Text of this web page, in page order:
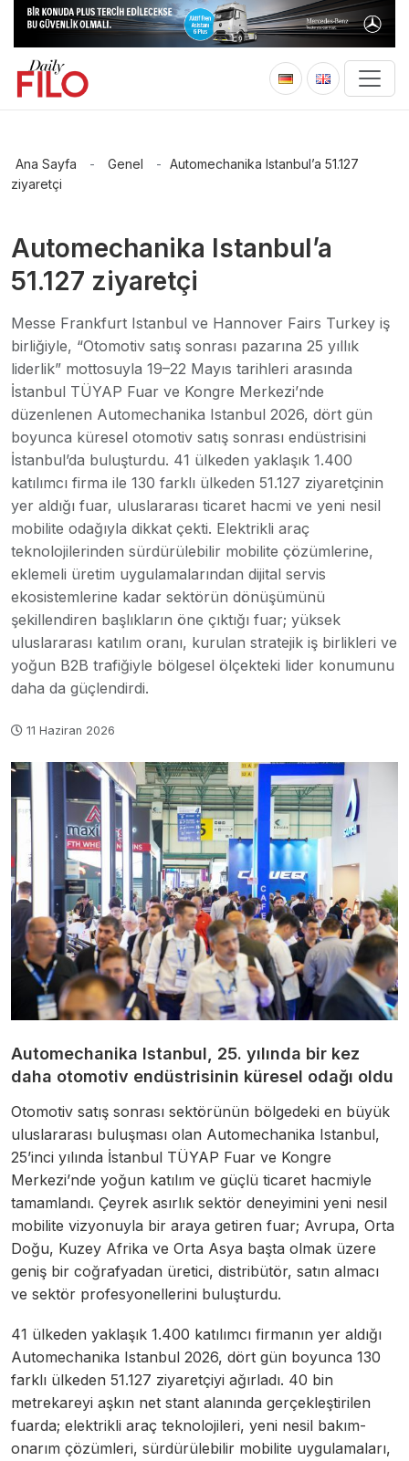
Ana Sayfa - Genel - Automechanika Istanbul’a 51.127
ziyaretçi
Automechanika Istanbul’a
51.127 ziyaretçi
Messe Frankfurt Istanbul ve Hannover Fairs Turkey iş
birliğiyle, “Otomotiv satış sonrası pazarına 25 yıllık
liderlik” mottosuyla 19–22 Mayıs tarihleri arasında
İstanbul TÜYAP Fuar ve Kongre Merkezi’nde
düzenlenen Automechanika Istanbul 2026, dört gün
boyunca küresel otomotiv satış sonrası endüstrisini
İstanbul’da buluşturdu. 41 ülkeden yaklaşık 1.400
katılımcı firma ile 130 farklı ülkeden 51.127 ziyaretçinin
yer aldığı fuar, uluslararası ticaret hacmi ve yeni nesil
mobilite odağıyla dikkat çekti. Elektrikli araç
teknolojilerinden sürdürülebilir mobilite çözümlerine,
eklemeli üretim uygulamalarından dijital servis
ekosistemlerine kadar sektörün dönüşümünü
şekillendiren başlıkların öne çıktığı fuar; yüksek
uluslararası katılım oranı, kurulan stratejik iş birlikleri ve
yoğun B2B trafiğiyle bölgesel ölçekteki lider konumunu
daha da güçlendirdi.
11 Haziran 2026
Automechanika Istanbul, 25. yılında bir kez
daha otomotiv endüstrisinin küresel odağı oldu
Otomotiv satış sonrası sektörünün bölgedeki en büyük
uluslararası buluşması olan Automechanika Istanbul,
25’inci yılında İstanbul TÜYAP Fuar ve Kongre
Merkezi’nde yoğun katılım ve güçlü ticaret hacmiyle
tamamlandı. Çeyrek asırlık sektör deneyimini yeni nesil
mobilite vizyonuyla bir araya getiren fuar; Avrupa, Orta
Doğu, Kuzey Afrika ve Orta Asya başta olmak üzere
geniş bir coğrafyadan üretici, distribütör, satın almacı
ve sektör profesyonellerini buluşturdu.
41 ülkeden yaklaşık 1.400 katılımcı firmanın yer aldığı
Automechanika Istanbul 2026, dört gün boyunca 130
farklı ülkeden 51.127 ziyaretçiyi ağırladı. 40 bin
metrekareyi aşkın net stant alanında gerçekleştirilen
fuarda; elektrikli araç teknolojileri, yeni nesil bakım-
onarım çözümleri, sürdürülebilir mobilite uygulamaları,